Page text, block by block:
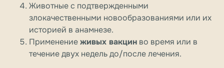
Животные с подтвержденными
злокачественными новообразованиями или их
историей в анамнезе.
Применениеживых вакцин во время или в
течение двух недель до/после лечения.